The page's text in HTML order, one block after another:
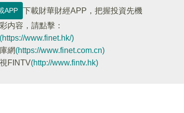
APP
下載財華財經APP，把握投資先機
内容，請點擊：
(https://www.finet.hk/)
網(https://www.finet.com.cn)
FINTV(http://www.fintv.hk)